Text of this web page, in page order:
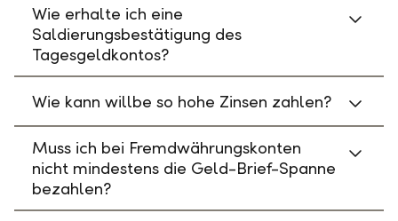
Wie erhalte ich eine
Saldierungsbestätigung des
Tagesgeldkontos?
Wie kann willbe so hohe Zinsen zahlen?
Muss ich bei Fremdwährungskonten
nicht mindestens die Geld-Brief-Spanne
bezahlen?